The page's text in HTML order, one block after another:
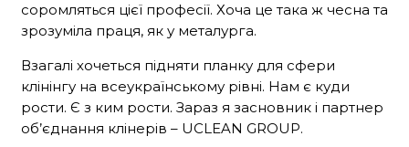
соромляться цієї професії. Хоча це така ж чесна та
зрозуміла праця, як у металурга.
Взагалі хочеться підняти планку для сфери
клінінгу на всеукраїнському рівні. Нам є куди
рости. Є з ким рости. Зараз я засновник і партнер
об’єднання клінерів – UCLEAN GROUP.